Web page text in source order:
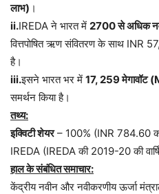
लाभ) ।
ii.IREDA ने भारत में 2700 से अधिक
वित्तपोषित ऋण संवितरण के साथ INR
है।
iii.इसने भारत भर में 17, 259 मेगावॉट
समर्थन किया है।
तथ्य:
इक्विटी शेयर– 100% (INR 784.60
IREDA (IREDA की 2019-20 की
हाल के संबंधित समाचार:
केंद्रीय नवीन और नवीकरणीय ऊर्जा